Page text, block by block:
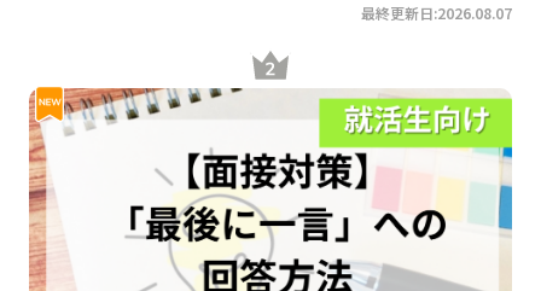
最終更新日:2026.08.07